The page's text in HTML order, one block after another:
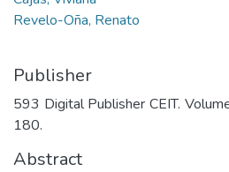
Revelo-Oña, Renato
Publisher
593 Digital Publisher CEIT.
180.
Abstract